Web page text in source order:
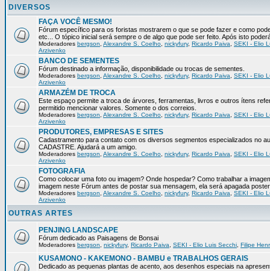
DIVERSOS
FAÇA VOCÊ MESMO!
Fórum específico para os foristas mostrarem o que se pode fazer e como
etc... O tópico inicial será sempre o de algo que pode ser feito. Após isto
Moderadores bergson Alexandre S. Coelho nickyfury, Ricardo Paiva
SEKI - Elio
Arzivenko
BANCO DE SEMENTES
Fórum destinado a informação, disponibilidade ou trocas de sementes.
Moderadores bergson Alexandre S. Coelho nickyfury, Ricardo Paiva
SEKI - Elio
Arzivenko
ARMAZÉM DE TROCA
Este espaço permite a troca de árvores, ferramentas, livros e outros ítens
permitido mencionar valores. Somente o dos correios.
Moderadores bergson Alexandre S. Coelho nickyfury, Ricardo Paiva
SEKI - Elio
Arzivenko
PRODUTORES, EMPRESAS E SITES
Cadastramento para contato com os diversos segmentos especializados no
CADASTRE. Ajudará a um amigo.
Moderadores bergson Alexandre S. Coelho nickyfury, Ricardo Paiva
SEKI - Elio
Arzivenko
FOTOGRAFIA
Como colocar uma foto ou imagem? Onde hospedar? Como trabalhar a
imagem neste Fórum antes de postar sua mensagem, ela será apagada
Moderadores bergson Alexandre S. Coelho nickyfury, Ricardo Paiva
SEKI - Elio
Arzivenko
OUTRAS ARTES
PENJING LANDSCAPE
Fórum dedicado as Paisagens de Bonsai
Moderadores bergson nickyfury, Ricardo Paiva SEKI - Elio Luis Secchi Filipe
KUSAMONO - KAKEMONO - BAMBU e TRABALHOS GERAIS
Dedicado as pequenas plantas de acento, aos desenhos especiais na